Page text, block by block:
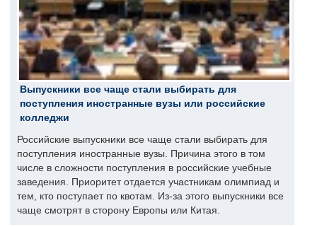
Выпускники все чаще стали выбирать для
поступления иностранные вузы или российские
колледжи
Российские выпускники все чаще стали выбирать для
поступления иностранные вузы. Причина этого в том
числе в сложности поступления в российские учебные
заведения. Приоритет отдается участникам олимпиад и
тем, кто поступает по квотам. Из-за этого выпускники все
чаще смотрят в сторону Европы или Китая.